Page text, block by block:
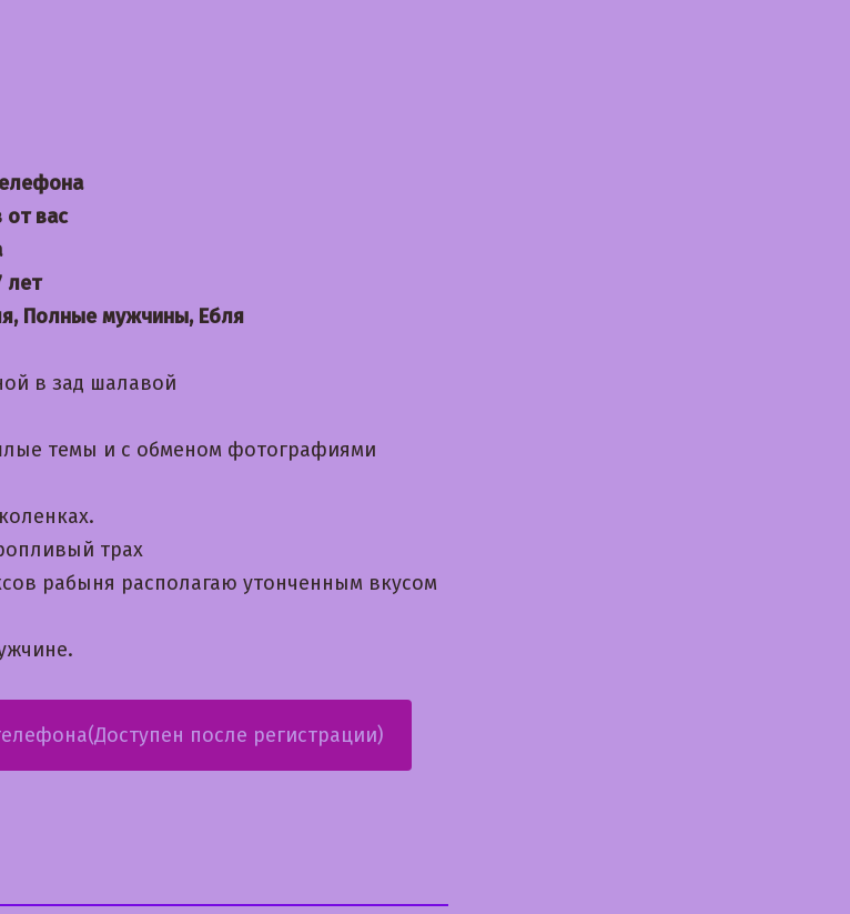
от вас
лет
Полные мужчины, Ебля
в зад шалавой
темы и с обменом фотографиями
трах
рабыня располагаю утонченным вкусом
после регистрации)